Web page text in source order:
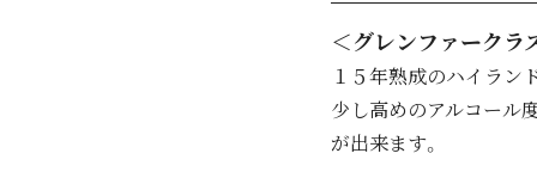
＜グレンファークラ
１５年熟成のハイラン
少し高めのアルコール
が出来ます。